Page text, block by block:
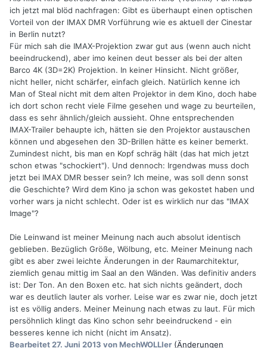
ich jetzt mal blöd nachfragen: Gibt es überhaupt einen optischen
Vorteil von der IMAX DMR Vorführung wie es aktuell der Cinestar
in Berlin nutzt?
Für mich sah die IMAX-Projektion zwar gut aus (wenn auch nicht
beeindruckend), aber imo keinen deut besser als bei der alten
Barco 4K (3D=2K) Projektion. In keiner Hinsicht. Nicht größer,
nicht heller, nicht schärfer, einfach gleich. Natürlich kenne ich
Man of Steal nicht mit dem alten Projektor in dem Kino, doch habe
ich dort schon recht viele Filme gesehen und wage zu beurteilen,
dass es sehr ähnlich/gleich aussieht. Ohne entsprechenden
IMAX-Trailer behaupte ich, hätten sie den Projektor austauschen
können und abgesehen den 3D-Brillen hätte es keiner bemerkt.
Zumindest nicht, bis man en Kopf schräg hält (das hat mich jetzt
schon etwas "schockiert"). Und dennoch: Irgendwas muss doch
jetzt bei IMAX DMR besser sein? Ich meine, was soll denn sonst
die Geschichte? Wird dem Kino ja schon was gekostet haben und
vorher wars ja nicht schlecht. Oder ist es wirklich nur das "IMAX
Image"?
Die Leinwand ist meiner Meinung nach auch absolut identisch
geblieben. Bezüglich Größe, Wölbung, etc. Meiner Meinung nach
gibt es aber zwei leichte Änderungen in der Raumarchitektur,
ziemlich genau mittig im Saal an den Wänden. Was definitiv anders
ist: Der Ton. An den Boxen etc. hat sich nichts geändert, doch
war es deutlich lauter als vorher. Leise war es zwar nie, doch jetzt
ist es völlig anders. Meiner Meinung nach etwas zu laut. Für mich
persöhnlich klingt das Kino schon sehr beeindruckend - ein
besseres kenne ich nicht (nicht im Ansatz).
Bearbeitet27. Juni 2013 von MechWOLLIer (Änderungen